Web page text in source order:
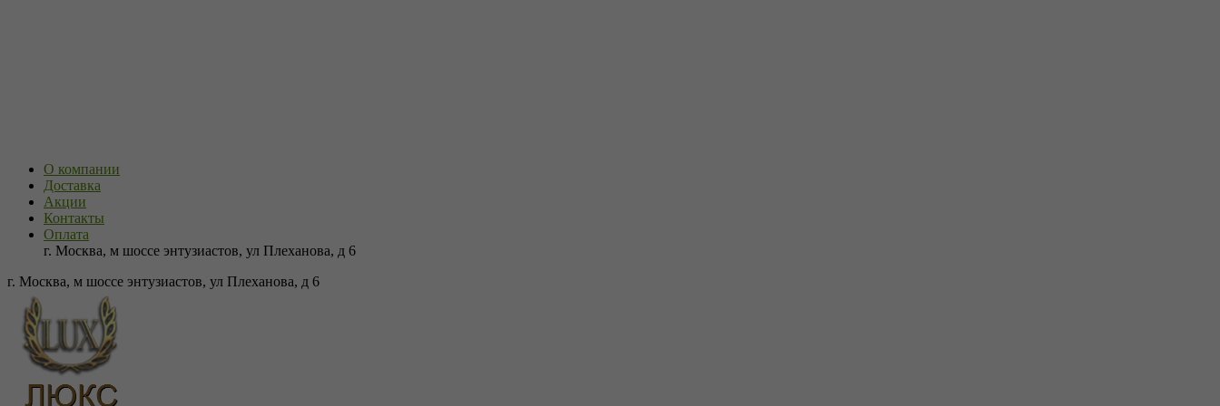
О компании
Доставка
Акции
Контакты
Оплата
г. Москва, м шоссе энтузиастов, ул Плеханова, д 6
г. Москва, м шоссе энтузиастов, ул Плеханова, д 6